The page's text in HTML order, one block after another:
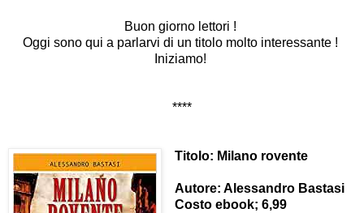
Buon giorno lettori !
Oggi sono qui a parlarvi di un titolo molto interessante !
Iniziamo!
****
Titolo: Milano rovente
Autore: Alessandro Bastasi
Costo ebook; 6,99